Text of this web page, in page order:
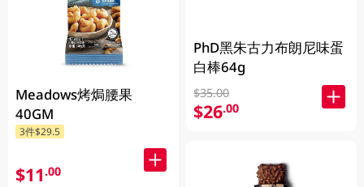
Meadows烤焗腰果
40GM
3件$29.5
$11.00
PhD黑朱古力布朗尼味蛋
白棒64g
$35.00
$26.00